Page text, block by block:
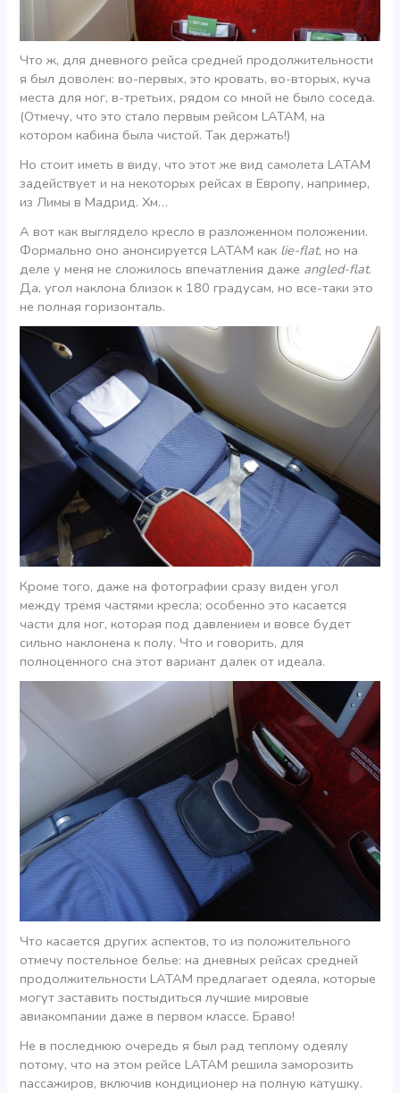
Что ж, для дневного рейса средней продолжительности
я был доволен: во-первых, это кровать, во-вторых, куча
места для ног, в-третьих, рядом со мной не было соседа.
(Отмечу, что это стало первым рейсом LATAM, на
котором кабина была чистой. Так держать!)
Но стоит иметь в виду, что этот же вид самолета LATAM
задействует и на некоторых рейсах в Европу, например,
из Лимы в Мадрид. Хм…
А вот как выглядело кресло в разложенном положении.
Формально оно анонсируется LATAM как lie-flat, но на
деле у меня не сложилось впечатления даже angled-flat.
Да, угол наклона близок к 180 градусам, но все-таки это
не полная горизонталь.
Кроме того, даже на фотографии сразу виден угол
между тремя частями кресла; особенно это касается
части для ног, которая под давлением и вовсе будет
сильно наклонена к полу. Что и говорить, для
полноценного сна этот вариант далек от идеала.
Что касается других аспектов, то из положительного
отмечу постельное белье: на дневных рейсах средней
продолжительности LATAM предлагает одеяла, которые
могут заставить постыдиться лучшие мировые
авиакомпании даже в первом классе. Браво!
Не в последнюю очередь я был рад теплому одеялу
потому, что на этом рейсе LATAM решила заморозить
пассажиров, включив кондиционер на полную катушку.